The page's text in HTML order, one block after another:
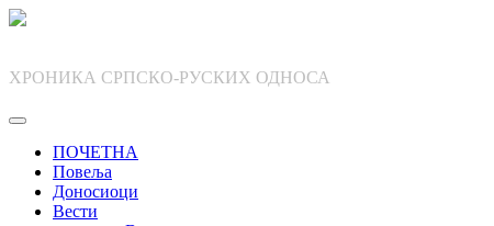
Skip
ХРОНИКА СРПСКО-РУСКИХ ОДНОСА
ПОЧЕТНА
Повеља
Доносиоци
Вести